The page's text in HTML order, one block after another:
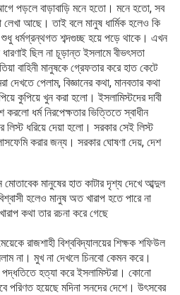
পড়লে বাড়াবাড়ি মনে হতো। মনে হতো, সব
আছে। তাই বলে মানুষ ধার্মিক হলেও কি
ধর্মগ্রন্থগত শব্দগুচ্ছ হয়ে পড়ে থাকে। এখন
ছিল না চূড়ান্ত ইসলামে বীভৎসতা
বাহিনী মানুষকে গ্রেফতার করে হাত কেটে
দেখতে পেলাম, বিজ্ঞানের কথা, মানবতার কথা
কুপিয়ে খুন করা হলো। ইসলামিস্টদের দাবী
ধর্ম নিরপেক্ষতার ভিত্তিতে স্বাধীন
লিস্ট ধরিয়ে দেয়া হলো। সরকার সেই লিস্ট
করার জন্য। সরকার ঘোষণা দেয়, দেশ
মানুষের হাত কাটার দৃশ্য দেখে আব্দুল
হলেও মানুষ অত খারাপ হতে পারে না
কথা তার রচনা করে গেছে
রাজশাহী বিশ্ববিদ্যালয়ের শিক্ষক শফিউল
না। মুখ না দেখলে চিনবো কেমন করে।
হত্যা করে ইসলামিস্টরা। কোনো
পরিণত হয়েছে মদিনা সনদের দেশে। উৎসবের